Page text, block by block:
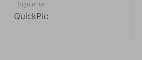
Siguiente
QuickPic